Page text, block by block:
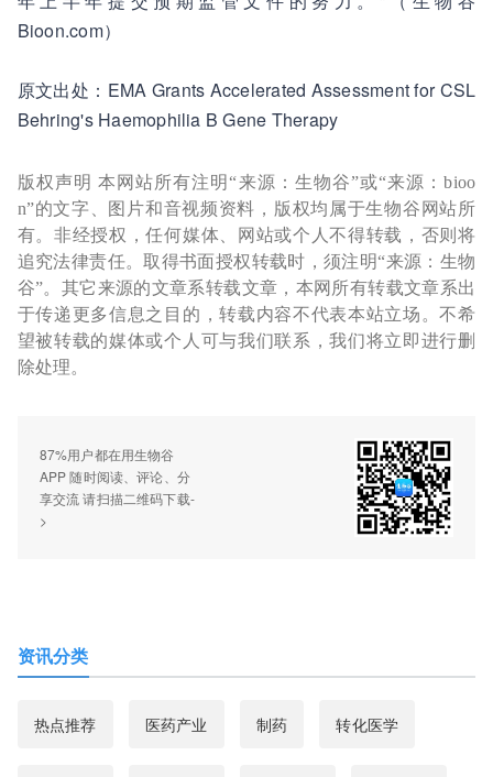
Bioon.com）
原文出处：EMA Grants Accelerated Assessment for CSL
Behring's Haemophilia B Gene Therapy
版权声明 本网站所有注明“来源：生物谷”或“来源：bioo
n”的文字、图片和音视频资料，版权均属于生物谷网站所
有。非经授权，任何媒体、网站或个人不得转载，否则将
追究法律责任。取得书面授权转载时，须注明“来源：生物
谷”。其它来源的文章系转载文章，本网所有转载文章系出
于传递更多信息之目的，转载内容不代表本站立场。不希
望被转载的媒体或个人可与我们联系，我们将立即进行删
除处理。
87%用户都在用生物谷
APP 随时阅读、评论、分
享交流 请扫描二维码下载-
>
资讯分类
热点推荐 医药产业 制药 转化医学